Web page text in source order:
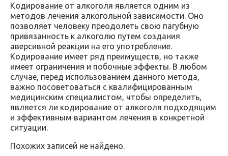
Кодирование от алкоголя является одним из
методов лечения алкогольной зависимости. Оно
позволяет человеку преодолеть свою пагубную
привязанность к алкоголю путем создания
аверсивной реакции на его употребление.
Кодирование имеет ряд преимуществ, но также
имеет ограничения и побочные эффекты. В любом
случае, перед использованием данного метода,
важно посоветоваться с квалифицированным
медицинским специалистом, чтобы определить,
является ли кодирование от алкоголя подходящим
и эффективным вариантом лечения в конкретной
ситуации.
Похожих записей не найдено.